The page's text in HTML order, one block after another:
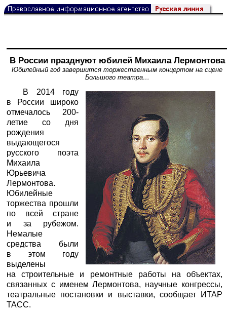
В России празднуют юбилей Михаила Лермонтова
Юбилейный год завершится торжественным концертом на сцене
Большого театра…
В 2014 году
в России широко
отмечалось 200-
летие со дня
рождения
выдающегося
русского поэта
Михаила
Юрьевича
Лермонтова.
Юбилейные
торжества прошли
по всей стране
и за рубежом.
Немалые
средства были
в этом году
выделены
на строительные и ремонтные работы на объектах,
связанных с именем Лермонтова, научные конгрессы,
театральные постановки и выставки, сообщает ИТАР
ТАСС.